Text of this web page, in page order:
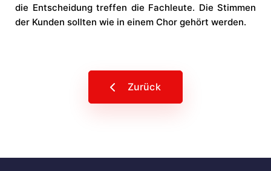
die Entscheidung treffen die Fachleute. Die Stimmen
der Kunden sollten wie in einem Chor gehört werden.
Zurück